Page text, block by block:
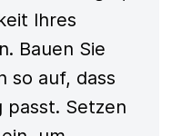
Ihres
Bauen Sie
so auf, dass
passt. Setzen